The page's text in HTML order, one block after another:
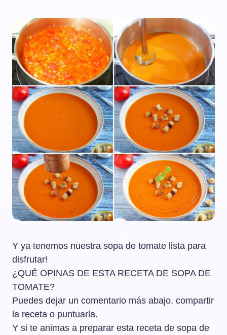
Y ya tenemos nuestra sopa de tomate lista para
disfrutar!
¿QUÉ OPINAS DE ESTA RECETA DE SOPA DE
TOMATE?
Puedes dejar un comentario más abajo, compartir
la receta o puntuarla.
Y si te animas a preparar esta receta de sopa de